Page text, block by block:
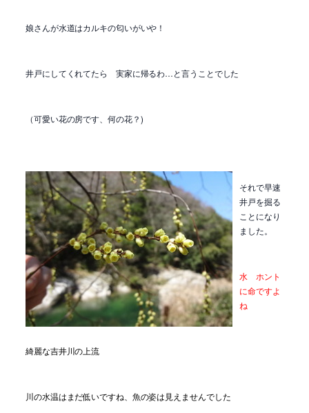
娘さんが水道はカルキの匂いがいや！
井戸にしてくれてたら 実家に帰るわ…と言うことでした
（可愛い花の房です、何の花？)
それで早速
井戸を掘る
ことになり
ました。
水 ホント
に命ですよ
ね
綺麗な吉井川の上流
川の水温はまだ低いですね、魚の姿は見えませんでした